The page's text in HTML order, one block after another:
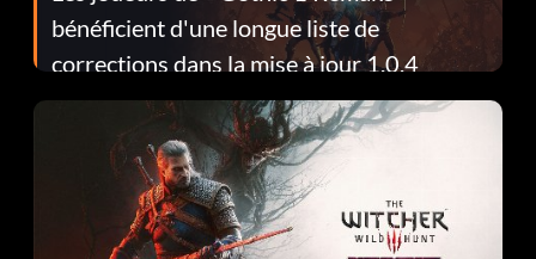
bénéficient d'une longue liste de
corrections dans la mise à jour 1.0.4